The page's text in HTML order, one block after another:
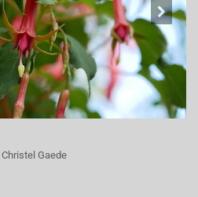
Christel Gaede